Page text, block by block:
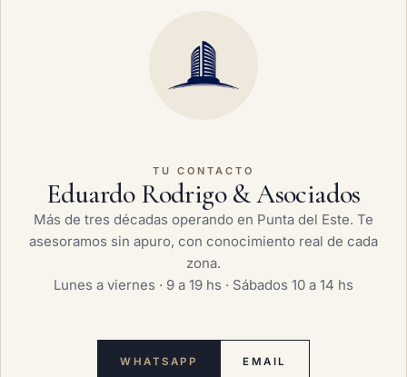
TU CONTACTO
Eduardo Rodrigo & Asociados
Más de tres décadas operando en Punta del Este. Te
asesoramos sin apuro, con conocimiento real de cada
zona.
Lunes a viernes · 9 a 19 hs · Sábados 10 a 14 hs
WHATSAPP EMAIL